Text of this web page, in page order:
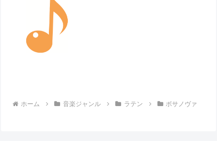
ホーム 音楽ジャンル ラテン ボサノヴァ